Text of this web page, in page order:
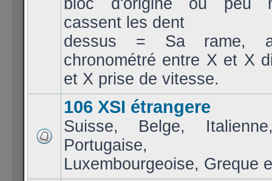
bloc d'origine ou peu
cassent les dent
dessus = Sa rame,
chronométré entre X et X
et X prise de vitesse.
106 XSI étrangere
Suisse, Belge,
Portugaise,
Luxembourgeoise, Greque